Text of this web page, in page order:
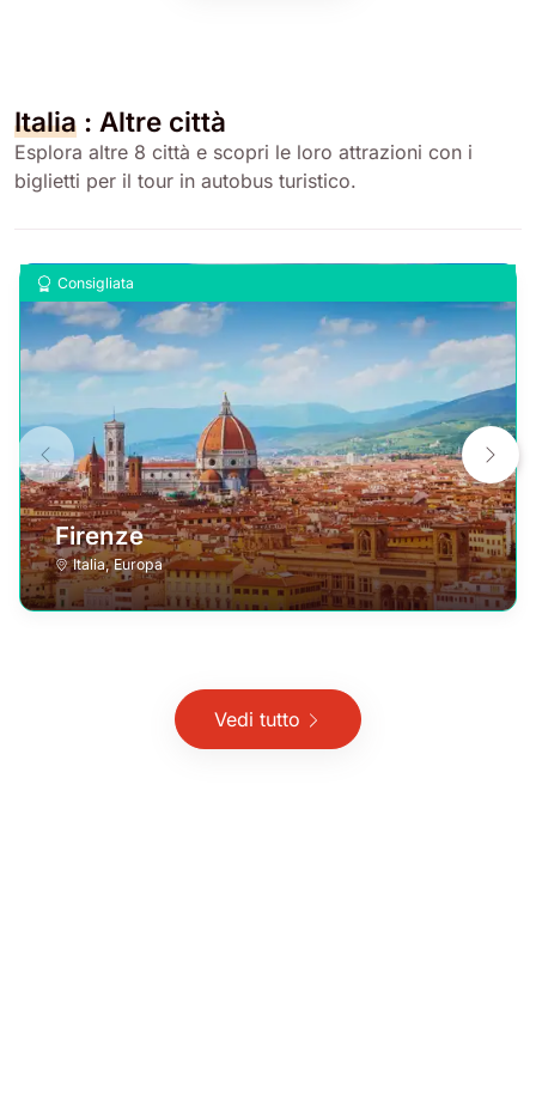
Italia : Altre città
Esplora altre 8 città e scopri le loro attrazioni con i
biglietti per il tour in autobus turistico.
Consigliata
Firenze
Italia,Europa
Vedi tutto